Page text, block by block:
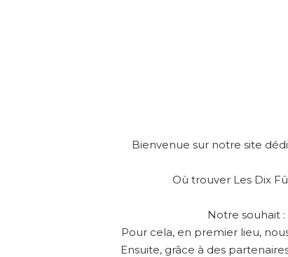
Bienvenue sur notre site
Où trouver Les Dix
Notre souhait
Pour cela, en premier lieu,
Ensuite, grâce à des